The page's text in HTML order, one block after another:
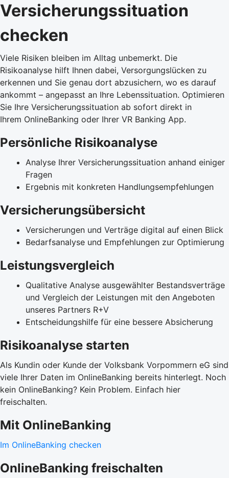
Versicherungssituation
checken
Viele Risiken bleiben im Alltag unbemerkt. Die
Risikoanalyse hilft Ihnen dabei, Versorgungslücken zu
erkennen und Sie genau dort abzusichern, wo es darauf
ankommt – angepasst an Ihre Lebenssituation. Optimieren
Sie Ihre Versicherungssituation ab sofort direkt in
Ihrem OnlineBanking oder Ihrer VR Banking App.
Persönliche Risikoanalyse
Analyse Ihrer Versicherungssituation anhand einiger
Fragen
Ergebnis mit konkreten Handlungsempfehlungen
Versicherungsübersicht
Versicherungen und Verträge digital auf einen Blick
Bedarfsanalyse und Empfehlungen zur Optimierung
Leistungsvergleich
Qualitative Analyse ausgewählter Bestandsverträge
und Vergleich der Leistungen mit den Angeboten
unseres Partners R+V
Entscheidungshilfe für eine bessere Absicherung
Risikoanalyse starten
Als Kundin oder Kunde der Volksbank Vorpommern eG sind
viele Ihrer Daten im OnlineBanking bereits hinterlegt. Noch
kein OnlineBanking? Kein Problem. Einfach hier
freischalten.
Mit OnlineBanking
Im OnlineBanking checken
OnlineBanking freischalten